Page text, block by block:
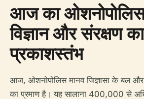
आज का
विज्ञान और संरक्षण
प्रकाशस्तंभ
आज, ओशनोपोलिस मानव जिज्ञासा के बल और
का प्रमाण है। यह सालाना 400,000 से